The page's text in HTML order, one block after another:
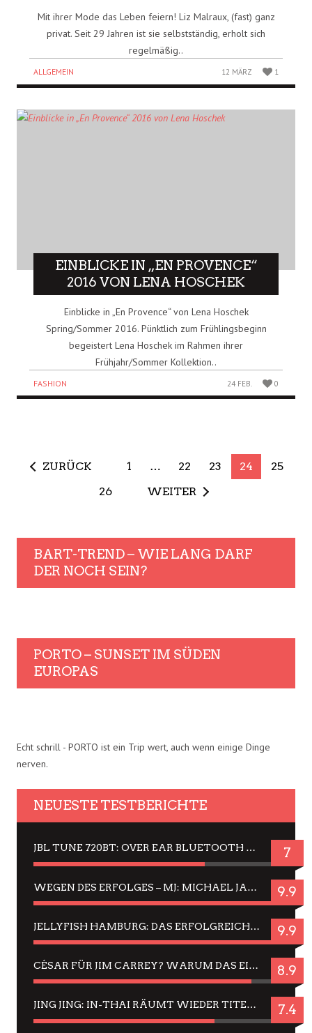
Mit ihrer Mode das Leben feiern! Liz Malraux, (fast) ganz
privat. Seit 29 Jahren ist sie selbstständig, erholt sich
regelmäßig..
ALLGEMEIN 12 MÄRZ 1
EINBLICKE IN „EN PROVENCE“
2016 VON LENA HOSCHEK
Einblicke in „En Provence“ von Lena Hoschek
Spring/Sommer 2016. Pünktlich zum Frühlingsbeginn
begeistert Lena Hoschek im Rahmen ihrer
Frühjahr/Sommer Kollektion..
FASHION 24 FEB. 0
ZURÜCK 1 … 22 23 24
25
26
WEITER
BART-TREND – WIE LANG DARF
DER NOCH SEIN?
PORTO – SUNSET IM SÜDEN
EUROPAS
Echt schrill - PORTO ist ein Trip wert, auch wenn einige Dinge
nerven.
NEUESTE TESTBERICHTE
JBL TUNE 720BT: OVER EAR BLUETOOTH KOPFHÖRER UM DIE 50,-€ IM DAUER-TEST 7
WEGEN DES ERFOLGES – MJ: MICHAEL JACKSON MUSICAL IN EINER MATINEE SEHEN 9.9
JELLYFISH HAMBURG: DAS ERFOLGREICHE SOMMER-MENÜ 2025 IN GEFÜHLEN UND BILDERN 9.9
CÉSAR FÜR JIM CARREY? WARUM DAS EINER DER NERVIGSTEN ACTORS IST UND BLEIBT 8.9
JING JING: IN-THAI RÄUMT WIEDER TITEL AB – EIN ZWEI-STUNDEN-ERLEBNISBERICHT 7.4